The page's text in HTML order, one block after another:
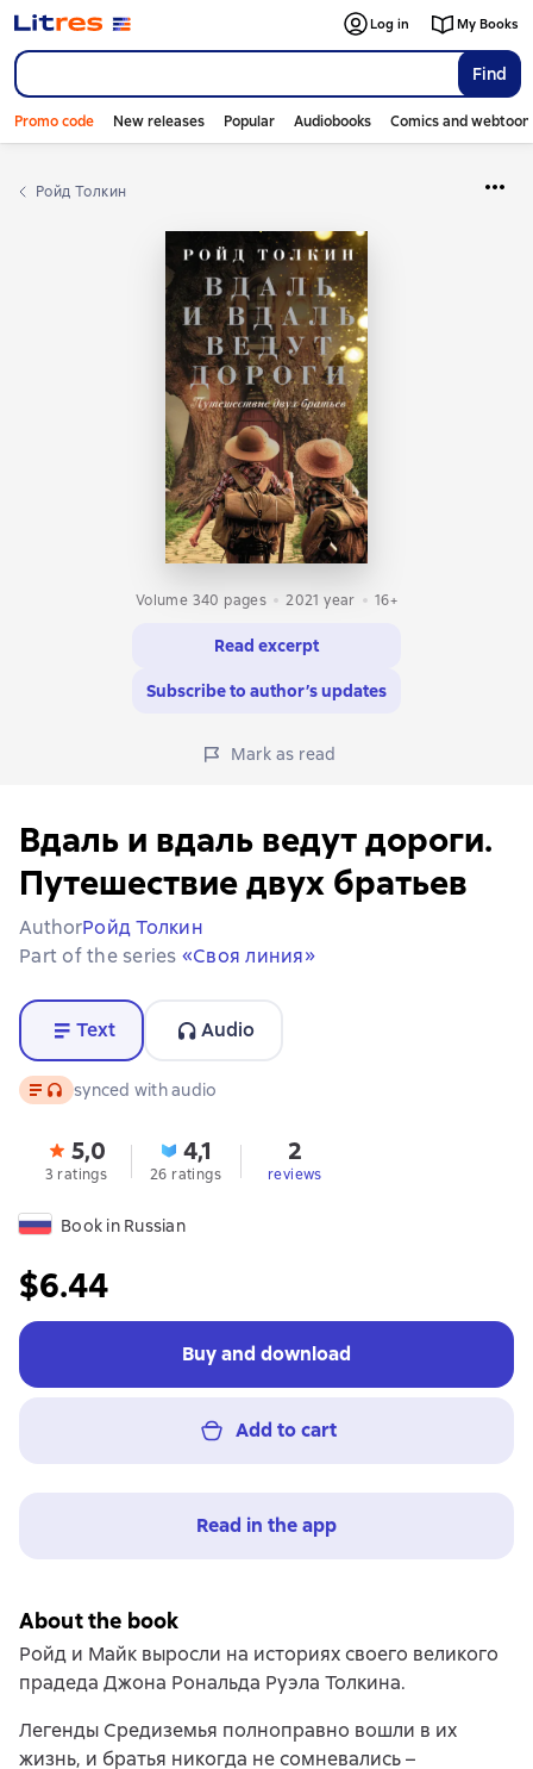
Find
Log in My Books
Promo code New releases Popular Audiobooks Comics and
Ройд Толкин
Volume 340 pages 2021 year 16+
Read excerpt
Subscribe to author’s updates
Mark as read
Вдаль и вдаль ведут дороги.
Путешествие двух братьев
AuthorРойд Толкин
Part of the series «Своя линия»
Text Audio
Text, audio format available
synced with audio
5,0
3 ratings
4,1
26 ratings
2
reviews
Book in Russian
$6.44
Buy and download
Add to cart
Read in the app
About the book
Ройд и Майк выросли на историях своего великого
прадеда Джона Рональда Руэла Толкина.
Легенды Средиземья полноправно вошли в их
жизнь, и братья никогда не сомневались –